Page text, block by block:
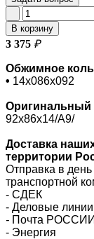
В корзину
3 375 ₽
Обжимное
• 14х086х092
Оригинальный
92х86х14/A9/
Доставка
территории
Отправка в
транспортной
- СДЕК
- Деловые линии
- Почта РОССИИ
- Энергия